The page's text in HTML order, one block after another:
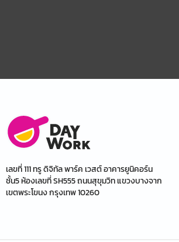
เลขที่ 111 ทรู ดิจิทัล พาร์ค เวสต์ อาคารยูนิคอร์น
ชั้น5 ห้องเลขที่ SH555 ถนนสุขุมวิท แขวงบางจาก
เขตพระโขนง กรุงเทพ 10260